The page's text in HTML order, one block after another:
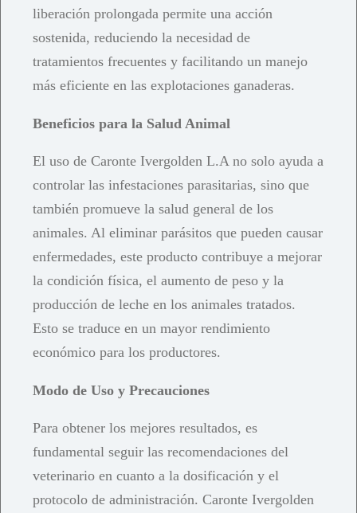
liberación prolongada permite una acción
sostenida, reduciendo la necesidad de
tratamientos frecuentes y facilitando un manejo
más eficiente en las explotaciones ganaderas.
Beneficios para la Salud Animal
El uso de Caronte Ivergolden L.A no solo ayuda a
controlar las infestaciones parasitarias, sino que
también promueve la salud general de los
animales. Al eliminar parásitos que pueden causar
enfermedades, este producto contribuye a mejorar
la condición física, el aumento de peso y la
producción de leche en los animales tratados.
Esto se traduce en un mayor rendimiento
económico para los productores.
Modo de Uso y Precauciones
Para obtener los mejores resultados, es
fundamental seguir las recomendaciones del
veterinario en cuanto a la dosificación y el
protocolo de administración. Caronte Ivergolden